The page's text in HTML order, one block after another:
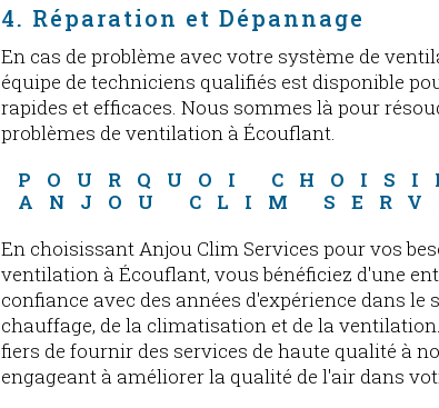
4. Réparation et Dépannage
En cas de problème avec votre système de
équipe de techniciens qualifiés est disponible
rapides et efficaces. Nous sommes là pour
problèmes de ventilation à Écouflant.
POURQUOI
ANJOU CLIM
En choisissant Anjou Clim Services pour vos
ventilation à Écouflant, vous bénéficiez d'une
confiance avec des années d'expérience dans le
chauffage, de la climatisation et de la
fiers de fournir des services de haute qualité à
engageant à améliorer la qualité de l'air dans